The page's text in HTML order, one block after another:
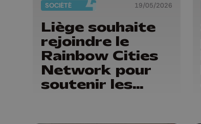
SOCIÉTÉ 19/05/2026
Liège souhaite
rejoindre le
Rainbow Cities
Network pour
soutenir les